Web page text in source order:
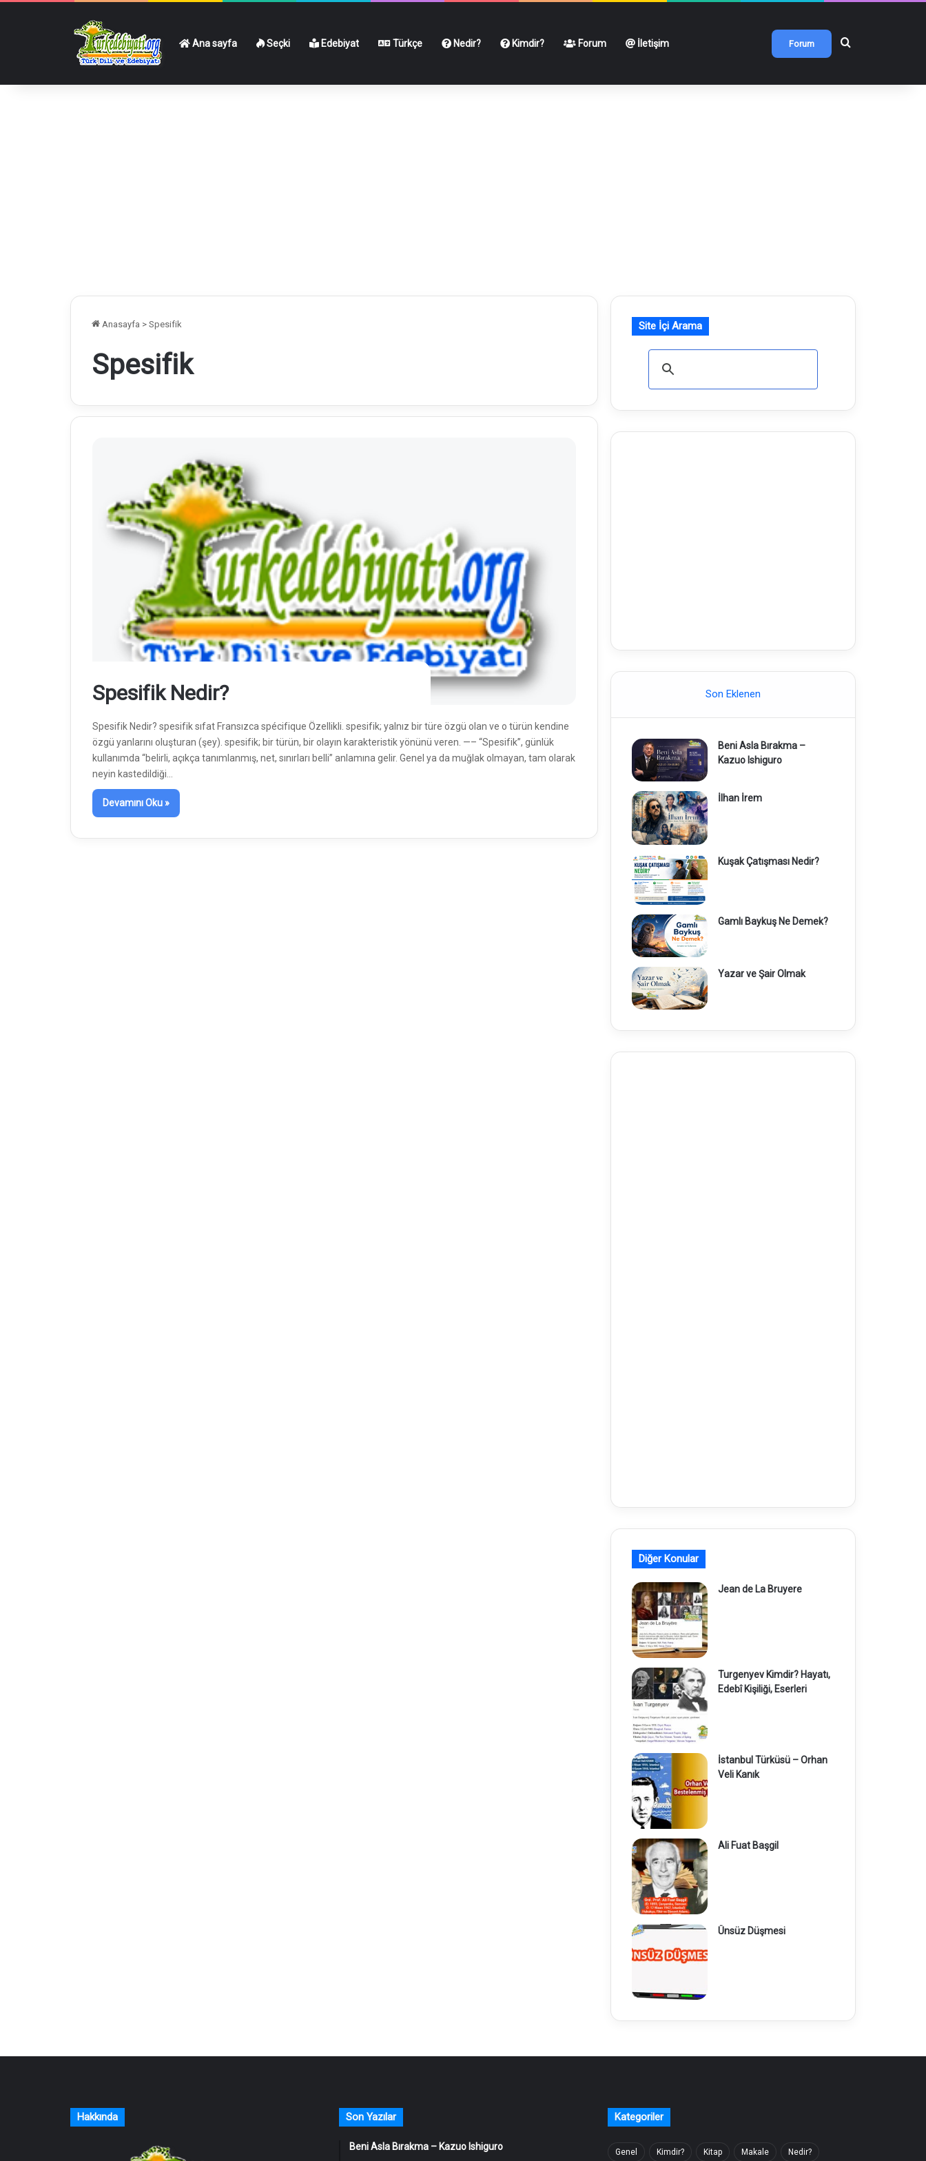
Ana sayfa Seçki Edebiyat Türkçe Nedir? Kimdir? Forum İletişim Forum Arama yap ...
Anasayfa > Spesifik
Spesifik
Spesifik Nedir?
Spesifik Nedir? spesifik sıfat Fransızca spécifique Özellikli. spesifik; yalnız bir türe özgü olan ve o türün kendine
özgü yanlarını oluşturan (şey). spesifik; bir türün, bir olayın karakteristik yönünü veren. —– “Spesifik”, günlük
kullanımda “belirli, açıkça tanımlanmış, net, sınırları belli” anlamına gelir. Genel ya da muğlak olmayan, tam olarak
neyin kastedildiği…
Devamını Oku »
Site İçi Arama
Son Eklenen
Beni Asla Bırakma –
Kazuo Ishiguro
İlhan İrem
Kuşak Çatışması Nedir?
Gamlı Baykuş Ne Demek?
Yazar ve Şair Olmak
Diğer Konular
Jean de La Bruyere
Turgenyev Kimdir? Hayatı,
Edebî Kişiliği, Eserleri
İstanbul Türküsü – Orhan
Veli Kanık
Ali Fuat Başgil
Ünsüz Düşmesi
Hakkında Son Yazılar
Beni Asla Bırakma – Kazuo Ishiguro
Kategoriler
Genel Kimdir? Kitap Makale Nedir?